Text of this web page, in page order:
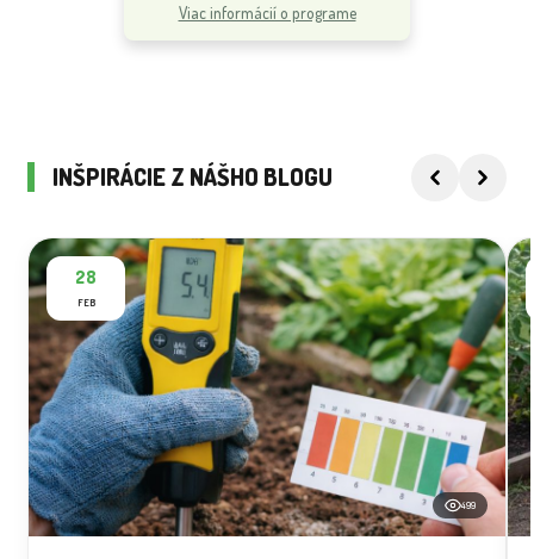
Viac informácií o programe
INŠPIRÁCIE Z NÁŠHO BLOGU
28
FEB
499